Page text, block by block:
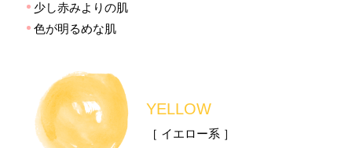
少し赤みよりの肌
色が明るめな肌
YELLOW
［ イエロー系 ］